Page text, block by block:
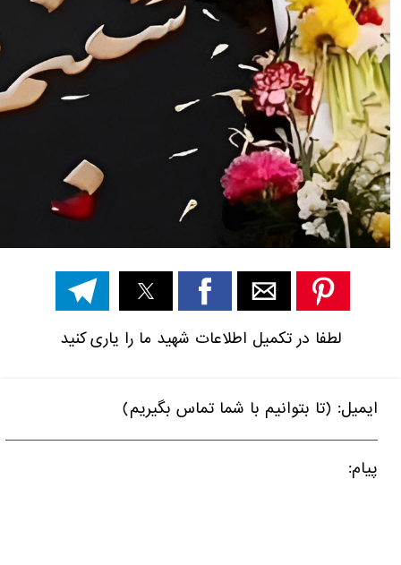
لطفا در تکمیل اطلاعات شهید ما را یاری کنید
ایمیل: (تا بتوانیم با شما تماس بگیریم)
پیام: